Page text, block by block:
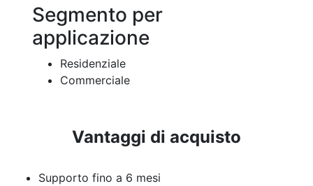
Segmento per
applicazione
Residenziale
Commerciale
Vantaggi di acquisto
Supporto fino a 6 mesi